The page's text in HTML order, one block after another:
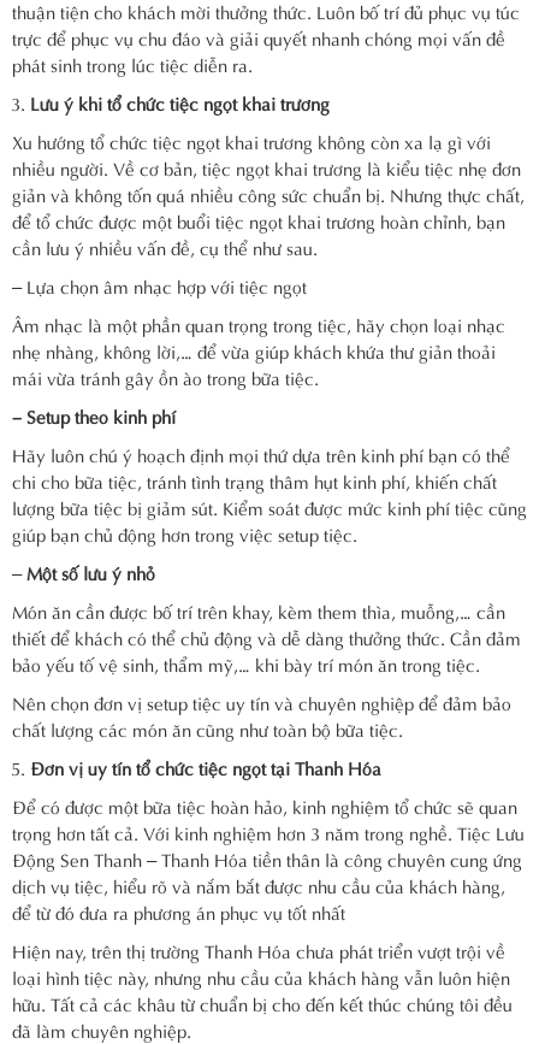
thuận tiện cho khách mời thưởng thức. Luôn bố trí đủ phục vụ túc
trực để phục vụ chu đáo và giải quyết nhanh chóng mọi vấn đề
phát sinh trong lúc tiệc diễn ra.
Lưu ý khi tổ chức tiệc ngọt khai trương
Xu hướng tổ chức tiệc ngọt khai trương không còn xa lạ gì với
nhiều người. Về cơ bản, tiệc ngọt khai trương là kiểu tiệc nhẹ đơn
giản và không tốn quá nhiều công sức chuẩn bị. Nhưng thực chất,
để tổ chức được một buổi tiệc ngọt khai trương hoàn chỉnh, bạn
cần lưu ý nhiều vấn đề, cụ thể như sau.
– Lựa chọn âm nhạc hợp với tiệc ngọt
Âm nhạc là một phần quan trọng trong tiệc, hãy chọn loại nhạc
nhẹ nhàng, không lời,… để vừa giúp khách khứa thư giản thoải
mái vừa tránh gây ồn ào trong bữa tiệc.
– Setup theo kinh phí
Hãy luôn chú ý hoạch định mọi thứ dựa trên kinh phí bạn có thể
chi cho bữa tiệc, tránh tình trạng thâm hụt kinh phí, khiến chất
lượng bữa tiệc bị giảm sút. Kiểm soát được mức kinh phí tiệc cũng
giúp bạn chủ động hơn trong việc setup tiệc.
–Một số lưu ý nhỏ
Món ăn cần được bố trí trên khay, kèm them thìa, muỗng,… cần
thiết để khách có thể chủ động và dễ dàng thưởng thức. Cần đảm
bảo yếu tố vệ sinh, thẩm mỹ,… khi bày trí món ăn trong tiệc.
Nên chọn đơn vị setup tiệc uy tín và chuyên nghiệp để đảm bảo
chất lượng các món ăn cũng như toàn bộ bữa tiệc.
Đơn vị uy tín tổ chức tiệc ngọt tại Thanh Hóa
Để có được một bữa tiệc hoàn hảo, kinh nghiệm tổ chức sẽ quan
trọng hơn tất cả. Với kinh nghiệm hơn 3 năm trong nghề. Tiệc Lưu
Động Sen Thanh – Thanh Hóa tiền thân là công chuyên cung ứng
dịch vụ tiệc, hiểu rõ và nắm bắt được nhu cầu của khách hàng,
để từ đó đưa ra phương án phục vụ tốt nhất
Hiện nay, trên thị trường Thanh Hóa chưa phát triển vượt trội về
loại hình tiệc này, nhưng nhu cầu của khách hàng vẫn luôn hiện
hữu. Tất cả các khâu từ chuẩn bị cho đến kết thúc chúng tôi đều
đã làm chuyên nghiệp.